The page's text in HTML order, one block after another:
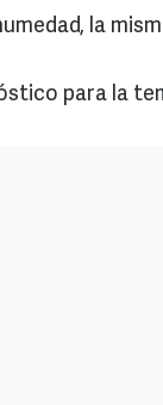
la
para la